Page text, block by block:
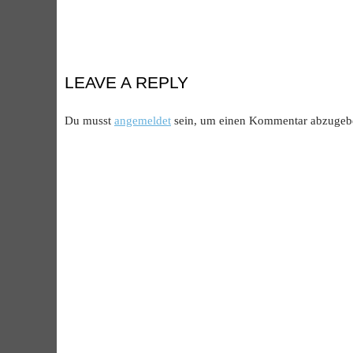
LEAVE A REPLY
Du musst angemeldet sein, um einen Kommentar